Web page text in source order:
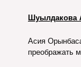
Шуылдакова
Асия
преображать